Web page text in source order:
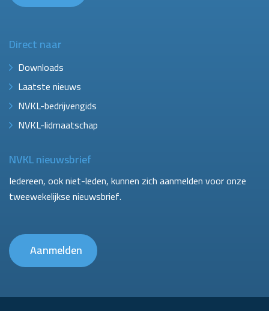
Direct naar
Downloads
Laatste nieuws
NVKL-bedrijvengids
NVKL-lidmaatschap
NVKL nieuwsbrief
Iedereen, ook niet-leden, kunnen zich aanmelden voor onze
tweewekelijkse nieuwsbrief.
Aanmelden